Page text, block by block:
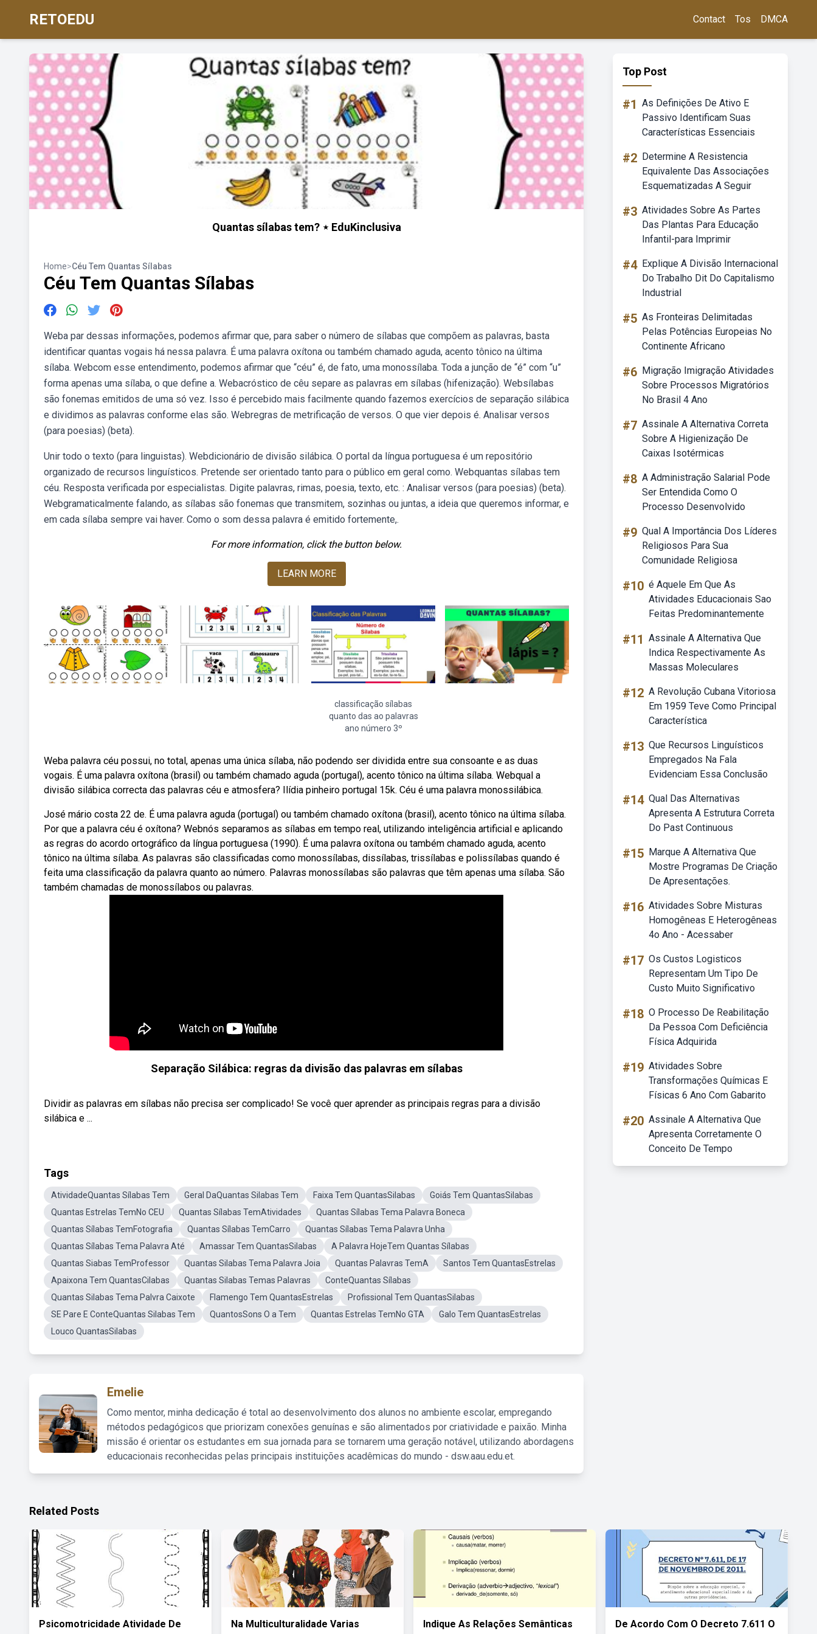
RETOEDU Contact Tos DMCA
Quantas sílabas tem? ⋆ EduKinclusiva
Home>Céu Tem Quantas Sílabas
Céu Tem Quantas Sílabas
Weba par dessas informações, podemos afirmar que, para saber o número de sílabas que compõem as palavras, basta
identificar quantas vogais há nessa palavra. É uma palavra oxítona ou também chamado aguda, acento tônico na última
sílaba. Webcom esse entendimento, podemos afirmar que “céu” é, de fato, uma monossílaba. Toda a junção de “é” com “u”
forma apenas uma sílaba, o que define a. Webacróstico de cêu separe as palavras em sílabas (hifenização). Websílabas
são fonemas emitidos de uma só vez. Isso é percebido mais facilmente quando fazemos exercícios de separação silábica
e dividimos as palavras conforme elas são. Webregras de metrificação de versos. O que vier depois é. Analisar versos
(para poesias) (beta).
Unir todo o texto (para linguistas). Webdicionário de divisão silábica. O portal da língua portuguesa é um repositório
organizado de recursos linguísticos. Pretende ser orientado tanto para o público em geral como. Webquantas sílabas tem
céu. Resposta verificada por especialistas. Digite palavras, rimas, poesia, texto, etc. : Analisar versos (para poesias) (beta).
Webgramaticalmente falando, as sílabas são fonemas que transmitem, sozinhas ou juntas, a ideia que queremos informar, e
em cada sílaba sempre vai haver. Como o som dessa palavra é emitido fortemente,.
For more information, click the button below.
LEARN MORE
classificação sílabas
quanto das ao palavras
ano número 3º
Weba palavra céu possui, no total, apenas uma única sílaba, não podendo ser dividida entre sua consoante e as duas
vogais. É uma palavra oxítona (brasil) ou também chamado aguda (portugal), acento tônico na última sílaba. Webqual a
divisão silábica correcta das palavras céu e atmosfera? Ilídia pinheiro portugal 15k. Céu é uma palavra monossilábica.
José mário costa 22 de. É uma palavra aguda (portugal) ou também chamado oxítona (brasil), acento tônico na última sílaba.
Por que a palavra céu é oxítona? Webnós separamos as sílabas em tempo real, utilizando inteligência artificial e aplicando
as regras do acordo ortográfico da língua portuguesa (1990). É uma palavra oxítona ou também chamado aguda, acento
tônico na última sílaba. As palavras são classificadas como monossílabas, dissílabas, trissílabas e polissílabas quando é
feita uma classificação da palavra quanto ao número. Palavras monossílabas são palavras que têm apenas uma sílaba. São
também chamadas de monossílabos ou palavras.
Separação Silábica: regras da divisão das palavras em sílabas
Dividir as palavras em sílabas não precisa ser complicado! Se você quer aprender as principais regras para a divisão
silábica e ...
Tags
AtividadeQuantas Sílabas Tem Geral DaQuantas Silabas Tem Faixa Tem QuantasSilabas
Goiás Tem QuantasSilabas
Quantas Estrelas TemNo CEU
Quantas Sílabas TemAtividades
Quantas Sílabas Tema Palavra Boneca
Quantas Sílabas TemFotografia
Quantas Sílabas TemCarro
Quantas Sílabas Tema Palavra Unha
Quantas Sílabas Tema Palavra Até
Amassar Tem QuantasSilabas
A Palavra HojeTem Quantas Sílabas
Quantas Siabas TemProfessor
Quantas Silabas Tema Palavra Joia Quantas Palavras TemA
Santos Tem QuantasEstrelas
Apaixona Tem QuantasCilabas
Quantas Silabas Temas Palavras
ConteQuantas Sílabas
Quantas Silabas Tema Palvra Caixote
Flamengo Tem QuantasEstrelas
Profissional Tem QuantasSilabas
SE Pare E ConteQuantas Silabas Tem
QuantosSons O a Tem Quantas Estrelas TemNo GTA
Galo Tem QuantasEstrelas
Louco QuantasSilabas
Emelie
Como mentor, minha dedicação é total ao desenvolvimento dos alunos no ambiente escolar, empregando
métodos pedagógicos que priorizam conexões genuínas e são alimentados por criatividade e paixão. Minha
missão é orientar os estudantes em sua jornada para se tornarem uma geração notável, utilizando abordagens
educacionais reconhecidas pelas principais instituições acadêmicas do mundo - dsw.aau.edu.et.
Top Post
#1 As Definições De Ativo E
Passivo Identificam Suas
Características Essenciais
#2 Determine A Resistencia
Equivalente Das Associações
Esquematizadas A Seguir
#3 Atividades Sobre As Partes
Das Plantas Para Educação
Infantil-para Imprimir
#4 Explique A Divisão Internacional
Do Trabalho Dit Do Capitalismo
Industrial
#5 As Fronteiras Delimitadas
Pelas Potências Europeias No
Continente Africano
#6 Migração Imigração Atividades
Sobre Processos Migratórios
No Brasil 4 Ano
#7 Assinale A Alternativa Correta
Sobre A Higienização De
Caixas Isotérmicas
#8 A Administração Salarial Pode
Ser Entendida Como O
Processo Desenvolvido
#9 Qual A Importância Dos Líderes
Religiosos Para Sua
Comunidade Religiosa
#10 é Aquele Em Que As
Atividades Educacionais Sao
Feitas Predominantemente
#11 Assinale A Alternativa Que
Indica Respectivamente As
Massas Moleculares
#12 A Revolução Cubana Vitoriosa
Em 1959 Teve Como Principal
Característica
#13 Que Recursos Linguísticos
Empregados Na Fala
Evidenciam Essa Conclusão
#14 Qual Das Alternativas
Apresenta A Estrutura Correta
Do Past Continuous
#15 Marque A Alternativa Que
Mostre Programas De Criação
De Apresentações.
#16 Atividades Sobre Misturas
Homogêneas E Heterogêneas
4o Ano - Acessaber
#17 Os Custos Logisticos
Representam Um Tipo De
Custo Muito Significativo
#18 O Processo De Reabilitação
Da Pessoa Com Deficiência
Física Adquirida
#19 Atividades Sobre
Transformações Químicas E
Físicas 6 Ano Com Gabarito
#20 Assinale A Alternativa Que
Apresenta Corretamente O
Conceito De Tempo
Related Posts
Psicomotricidade Atividade De
Na Multiculturalidade Varias
Indique As Relações Semânticas
De Acordo Com O Decreto 7.611 O